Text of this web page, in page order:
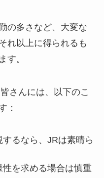
の多さなど、大変な
れ以上に得られるも
す。
さんには、以下のこ
：
るなら、JRは素晴ら
を求める場合は慎重